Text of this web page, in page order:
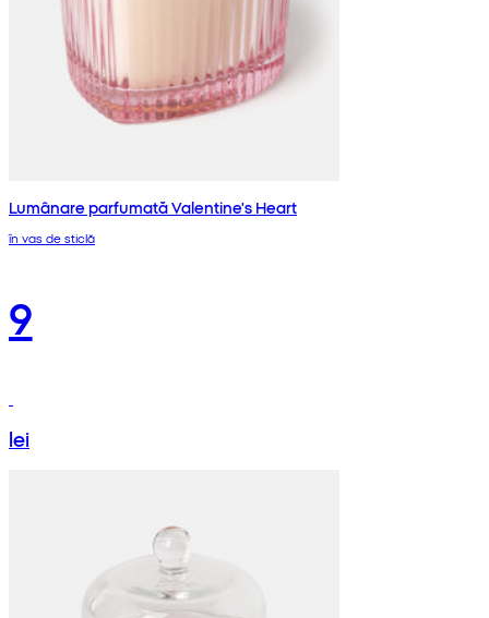
Lumânare parfumată Valentine's Heart
în vas de sticlă
9
lei